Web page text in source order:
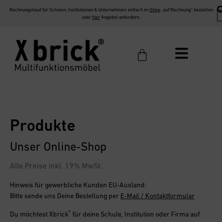
Rechnungskauf für Schulen, Institutionen & Unternehmen: einfach im Shop„auf Rechnung“ bestellen
oder hier Angebot anfordern.
Hinweis für gewerbliche Kunden EU-Ausland:
Bitte sende uns Deine Bestellung per E-Mail / Kontaktformular
Du möchtest Xbrick® für deine Schule, Institution oder Firma auf
Produkte
Unser Online-Shop
Alle Preise inkl. 19% MwSt.